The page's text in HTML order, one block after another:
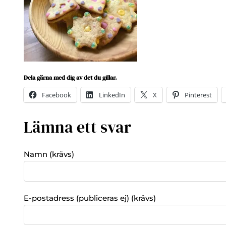
Dela gärna med dig av det du gillar.
Facebook LinkedIn X Pinterest
Lämna ett svar
Namn (krävs)
E-postadress (publiceras ej) (krävs)